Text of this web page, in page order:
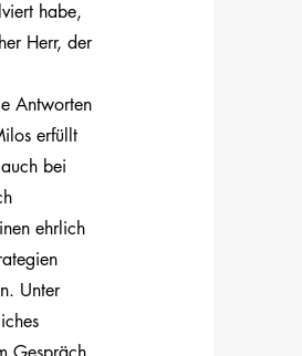
habe,
Herr, der
Antworten
erfüllt
bei
ehrlich
Unter